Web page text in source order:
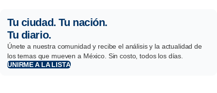
Tu ciudad. Tu nación.
Tu diario.
Únete a nuestra comunidad y recibe el análisis y la actualidad de
los temas que mueven a México. Sin costo, todos los días.
UNIRME A LA LISTA